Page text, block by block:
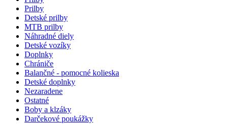
Prilby
Detské prilby
MTB prilby
Náhradné diely
Detské vozíky
Doplnky
Chrániče
Balančné - pomocné kolieska
Detské doplnky
Nezaradene
Ostatné
Boby a klzáky
Darčekové poukážky